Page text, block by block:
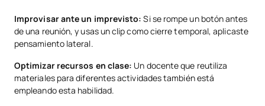
Improvisar ante un imprevisto: Si se rompe un botón antes
de una reunión, y usas un clip como cierre temporal, aplicaste
pensamiento lateral.
Optimizar recursos en clase: Un docente que reutiliza
materiales para diferentes actividades también está
empleando esta habilidad.